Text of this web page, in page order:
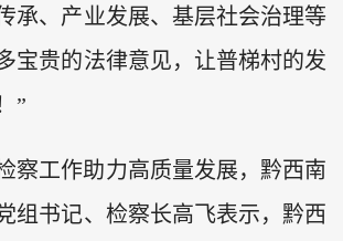
承、产业发展、基层社会治理等
宝贵的法律意见，让普梯村的发
”
察工作助力高质量发展，黔西南
组书记、检察长高飞表示，黔西